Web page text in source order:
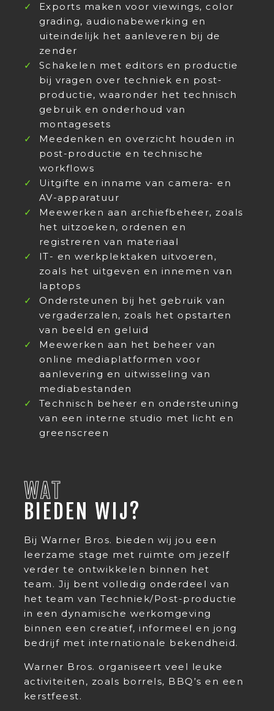
Exports maken voor viewings, color
grading, audionabewerking en
uiteindelijk het aanleveren bij de
zender
Schakelen met editors en productie
bij vragen over techniek en post-
productie, waaronder het technisch
gebruik en onderhoud van
montagesets
Meedenken en overzicht houden in
post-productie en technische
workflows
Uitgifte en inname van camera- en
AV-apparatuur
Meewerken aan archiefbeheer, zoals
het uitzoeken, ordenen en
registreren van materiaal
IT- en werkplektaken uitvoeren,
zoals het uitgeven en innemen van
laptops
Ondersteunen bij het gebruik van
vergaderzalen, zoals het opstarten
van beeld en geluid
Meewerken aan het beheer van
online mediaplatformen voor
aanlevering en uitwisseling van
mediabestanden
Technisch beheer en ondersteuning
van een interne studio met licht en
greenscreen
WAT
BIEDEN WIJ?
Bij Warner Bros. bieden wij jou een
leerzame stage met ruimte om jezelf
verder te ontwikkelen binnen het
team. Jij bent volledig onderdeel van
het team van Techniek/Post-productie
in een dynamische werkomgeving
binnen een creatief, informeel en jong
bedrijf met internationale bekendheid.
Warner Bros. organiseert veel leuke
activiteiten, zoals borrels, BBQ’s en een
kerstfeest.